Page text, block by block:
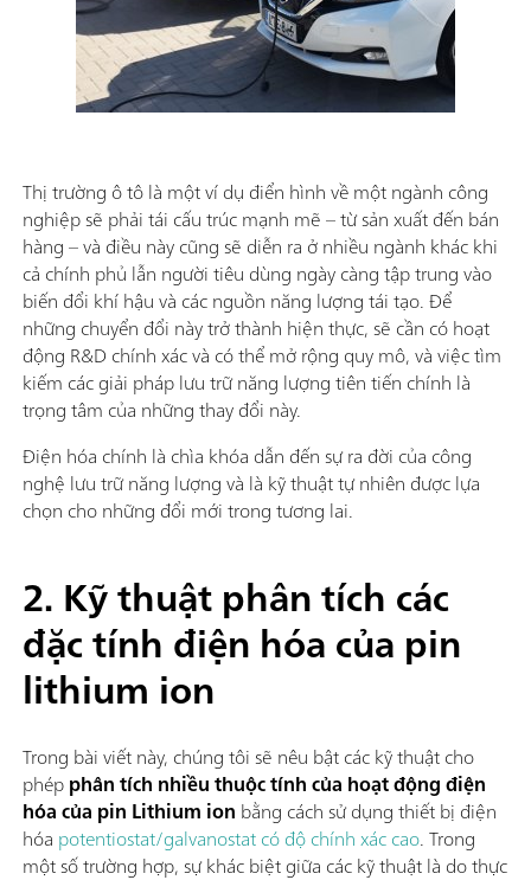
Thị trường ô tô là một ví dụ điển hình về một ngành công
nghiệp sẽ phải tái cấu trúc mạnh mẽ – từ sản xuất đến bán
hàng – và điều này cũng sẽ diễn ra ở nhiều ngành khác khi
cả chính phủ lẫn người tiêu dùng ngày càng tập trung vào
biến đổi khí hậu và các nguồn năng lượng tái tạo. Để
những chuyển đổi này trở thành hiện thực, sẽ cần có hoạt
động R&D chính xác và có thể mở rộng quy mô, và việc tìm
kiếm các giải pháp lưu trữ năng lượng tiên tiến chính là
trọng tâm của những thay đổi này.
Điện hóa chính là chìa khóa dẫn đến sự ra đời của công
nghệ lưu trữ năng lượng và là kỹ thuật tự nhiên được lựa
chọn cho những đổi mới trong tương lai.
2. Kỹ thuật phân tích các
đặc tính điện hóa của pin
lithium ion
Trong bài viết này, chúng tôi sẽ nêu bật các kỹ thuật cho
phépphân tích nhiều thuộc tính của hoạt động điện
hóa của pin Lithium ion bằng cách sử dụng thiết bị điện
hóa potentiostat/galvanostat có độ chính xác cao. Trong
một số trường hợp, sự khác biệt giữa các kỹ thuật là do thực